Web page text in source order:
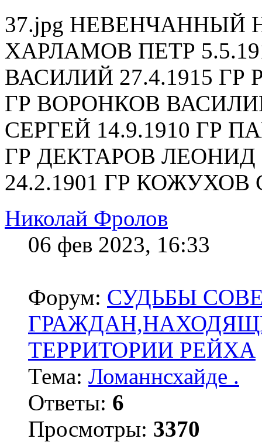
37.jpg НЕВЕНЧАННЫЙ
ХАРЛАМОВ ПЕТР
ВАСИЛИЙ 27.4.1915 ГР
ГР ВОРОНКОВ
СЕРГЕЙ 14.9.1910 ГР
ГР ДЕКТАРОВ ЛЕОНИД
24.2.1901 ГР КОЖУХОВ
Николай Фролов
06 фев 2023, 16:33
Форум: СУДЬБЫ
ТЕРРИТОРИИ РЕЙХА
Тема: Ломаннсхайде .
Ответы: 6
Просмотры: 3370